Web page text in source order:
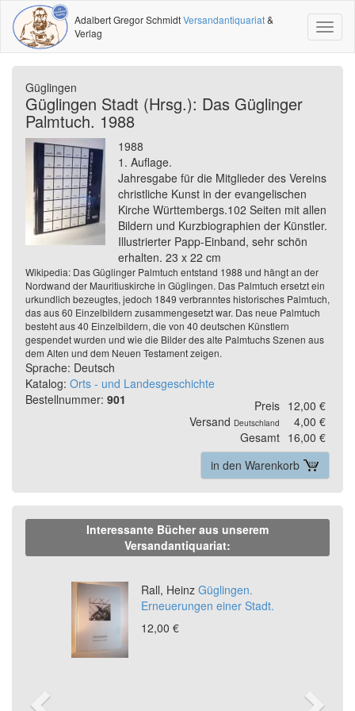
Adalbert Gregor SchmidtVersandantiquariat&
Verlag
Güglingen
Güglingen Stadt (Hrsg.): Das Güglinger
Palmtuch. 1988
1988
1. Auflage.
Jahresgabe für die Mitglieder des Vereins
christliche Kunst in der evangelischen
Kirche Württembergs.102 Seiten mit allen
Bildern und Kurzbiographien der Künstler.
Illustrierter Papp-Einband, sehr schön
erhalten. 23 x 22 cm
Wikipedia: Das Güglinger Palmtuch entstand 1988 und hängt an der
Nordwand der Mauritiuskirche in Güglingen. Das Palmtuch ersetzt ein
urkundlich bezeugtes, jedoch 1849 verbranntes historisches Palmtuch,
das aus 60 Einzelbildern zusammengesetzt war. Das neue Palmtuch
besteht aus 40 Einzelbildern, die von 40 deutschen Künstlern
gespendet wurden und wie die Bilder des alte Palmtuchs Szenen aus
dem Alten und dem Neuen Testament zeigen.
Sprache: Deutsch
Katalog: Orts - und Landesgeschichte
Bestellnummer: 901 Preis 12,00 €
Versand Deutschland
4,00 €
Gesamt 16,00 €
in den Warenkorb
Interessante Bücher aus unserem
Versandantiquariat:
Rall, HeinzGüglingen.
Erneuerungen einer Stadt.
12,00 €
Previous